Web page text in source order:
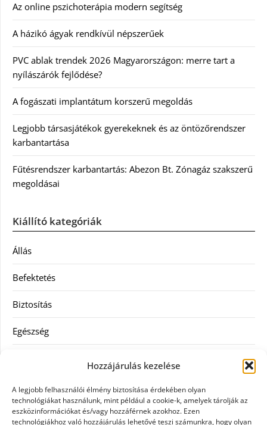
Hozzájárulás kezelése
A legjobb felhasználói élmény biztosítása érdekében olyan
technológiákat használunk, mint például a cookie-k, amelyek tárolják az
eszközinformációkat és/vagy hozzáférnek azokhoz. Ezen
technológiákhoz való hozzájárulás lehetővé teszi számunkra, hogy olyan
Az online pszichoterápia modern segítség
A házikó ágyak rendkívül népszerűek
PVC ablak trendek 2026 Magyarországon: merre tart a
nyílászárók fejlődése?
A fogászati implantátum korszerű megoldás
Legjobb társasjátékok gyerekeknek és az öntözőrendszer
karbantartása
Fűtésrendszer karbantartás: Abezon Bt. Zónagáz szakszerű
megoldásai
Kiállító kategóriák
Állás
Befektetés
Biztosítás
Egészség
Ingatlan
Művészetek és szórakozás